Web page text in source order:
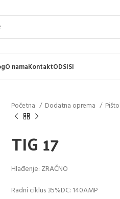
O namaKontaktODSISI
Početna Dodatna oprema
TIG 17
Hlađenje: ZRAČNO
Radni ciklus 35%DC: 140AMP